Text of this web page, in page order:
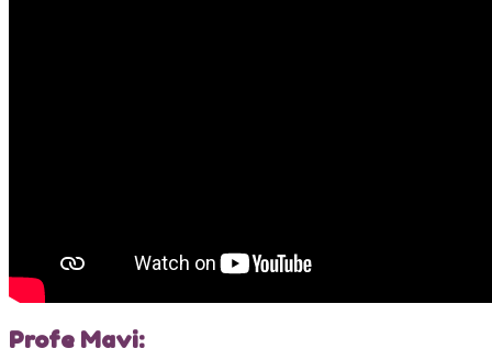
Profe Mavi: